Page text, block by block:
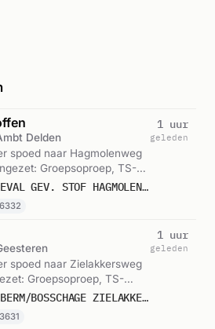
Delden
spoed naar Hagmolenweg
Groepsoproep, TS-
met gevaarlijke stoffen.P 2 BON-05 ONGEVAL GEV. STOF HAGMOLENWEG AMBT DELDEN 051531
1 uur
geleden
spoed naar Zielakkersweg
Groepsoproep, TS-
P 2 BON-05 BR BERM/BOSSCHAGE ZIELAKKERSWEG GEESTEREN OV 053631
1 uur
geleden